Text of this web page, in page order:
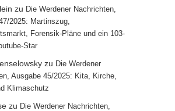
zu Die Werdener Nachrichten,
2025: Martinszug,
Forensik-Pläne und ein 103-
Star
zu Die Werdener
Ausgabe 45/2025: Kita, Kirche,
Klimaschutz
zu Die Werdener Nachrichten,